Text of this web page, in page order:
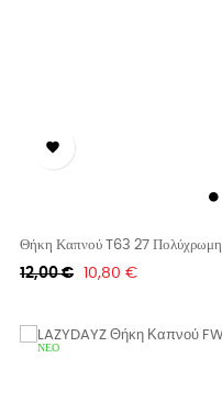

Θήκη Καπνού T63 27 Πολύχρωμη
Κανονική
12,00 € Τιμή
10,80 €
ΝΈΟ